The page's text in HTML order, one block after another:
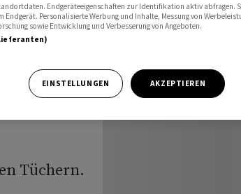
ab
Tüchern.
Endgeräteeigenschaften zur Identifikation aktiv abfragen.
Endgerät. Personalisierte Werbung und Inhalte, Messung von
sowie Entwicklung und Verbesserung von Angeboten.
EINSTELLUNGEN AKZEPTIEREN